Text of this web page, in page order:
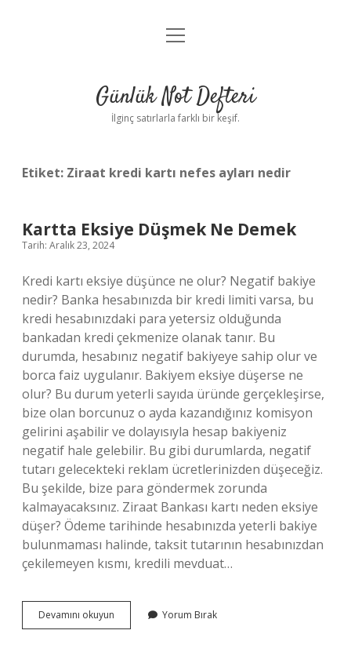
Anasayfa
Yasal Uyarı
menüyü
Günlük Not Defteri
İlginç satırlarla farklı bir keşif.
Etiket: Ziraat kredi kartı nefes ayları nedir
Kartta Eksiye Düşmek Ne Demek
Tarih: Aralık 23, 2024
Kredi kartı eksiye düşünce ne olur? Negatif bakiye
nedir? Banka hesabınızda bir kredi limiti varsa, bu
kredi hesabınızdaki para yetersiz olduğunda
bankadan kredi çekmenize olanak tanır. Bu
durumda, hesabınız negatif bakiyeye sahip olur ve
borca ​​faiz uygulanır. Bakiyem eksiye düşerse ne
olur? Bu durum yeterli sayıda üründe gerçekleşirse,
bize olan borcunuz o ayda kazandığınız komisyon
gelirini aşabilir ve dolayısıyla hesap bakiyeniz
negatif hale gelebilir. Bu gibi durumlarda, negatif
tutarı gelecekteki reklam ücretlerinizden düşeceğiz.
Bu şekilde, bize para göndermek zorunda
kalmayacaksınız. Ziraat Bankası kartı neden eksiye
düşer? Ödeme tarihinde hesabınızda yeterli bakiye
bulunmaması halinde, taksit tutarının hesabınızdan
çekilemeyen kısmı, kredili mevduat…
Devamını okuyun
Eksiye
Yorum Bırak